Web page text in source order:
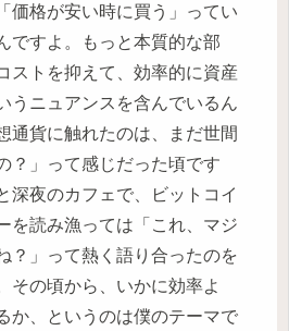
価格が安い時に買う」ってい
ですよ。もっと本質的な部
ストを抑えて、効率的に資産
うニュアンスを含んでいるん
通貨に触れたのは、まだ世間
？」って感じだった頃です
深夜のカフェで、ビットコイ
を読み漁っては「これ、マジ
？」って熱く語り合ったのを
その頃から、いかに効率よ
か、というのは僕のテーマで